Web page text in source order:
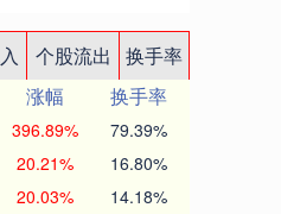
个股流出
换手率
涨幅
换手率
396.89% 79.39%
20.21% 16.80%
20.03% 14.18%